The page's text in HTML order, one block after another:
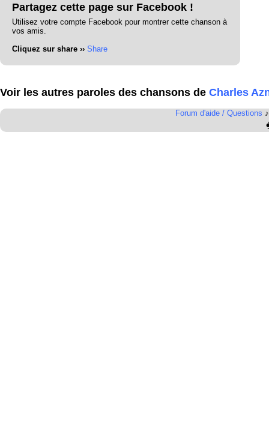
Partagez cette page sur Facebook !
Utilisez votre compte Facebook pour montrer cette chanson à
vos amis.
Cliquez sur share ›› Share
Voir les autres paroles des chansons de Charles
Forum d'aide / Questions